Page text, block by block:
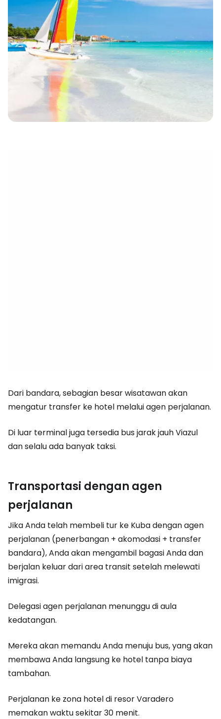
Dari bandara, sebagian besar wisatawan akan
mengatur transfer ke hotel melalui agen perjalanan.
Di luar terminal juga tersedia bus jarak jauh Viazul
dan selalu ada banyak taksi.
Transportasi dengan agen
perjalanan
Jika Anda telah membeli tur ke Kuba dengan agen
perjalanan (penerbangan + akomodasi + transfer
bandara), Anda akan mengambil bagasi Anda dan
berjalan keluar dari area transit setelah melewati
imigrasi.
Delegasi agen perjalanan menunggu di aula
kedatangan.
Mereka akan memandu Anda menuju bus, yang akan
membawa Anda langsung ke hotel tanpa biaya
tambahan.
Perjalanan ke zona hotel di resor Varadero
memakan waktu sekitar 30 menit.